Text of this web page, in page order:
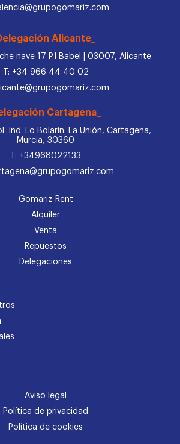
Alicante_
nave 17 P.I Babel | 03007, Alicante
T: +34 966 44 40 02
Cartagena_
Ind. Lo Bolarín. La Unión, Cartagena,
Murcia, 30360
T: +34968022133
Gomariz Rent
Alquiler
Venta
Repuestos
Delegaciones
Aviso legal
Política de privacidad
Política de cookies